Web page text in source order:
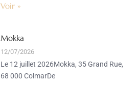
Voir »
Mokka
12/07/2026
Le 12 juillet 2026Mokka, 35 Grand Rue,
68 000 ColmarDe